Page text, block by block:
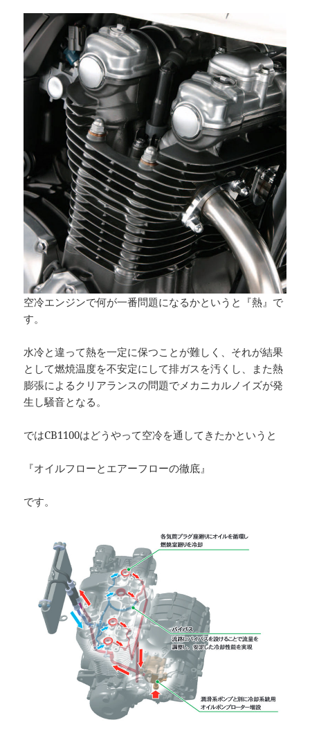
空冷エンジンで何が一番問題になるかというと『熱』で
す。
水冷と違って熱を一定に保つことが難しく、それが結果
として燃焼温度を不安定にして排ガスを汚くし、また熱
膨張によるクリアランスの問題でメカニカルノイズが発
生し騒音となる。
ではCB1100はどうやって空冷を通してきたかというと
『オイルフローとエアーフローの徹底』
です。